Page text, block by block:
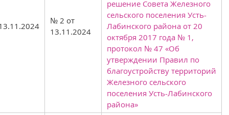
№ 2 от
13.11.2024
решение Совета Железного
сельского поселения Усть-
Лабинского района от 20
октября 2017 года № 1,
протокол № 47 «Об
утверждении Правил по
благоустройству территорий
Железного сельского
поселения Усть-Лабинского
района»